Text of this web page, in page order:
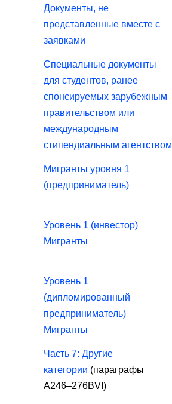
Документы, не
представленные вместе с
заявками
Специальные документы
для студентов, ранее
спонсируемых зарубежным
правительством или
международным
стипендиальным агентством
Мигранты уровня 1
(предприниматель)
Уровень 1 (инвестор)
Мигранты
Уровень 1
(дипломированный
предприниматель)
Мигранты
Часть 7: Другие
категории (параграфы
A246–276BVI)